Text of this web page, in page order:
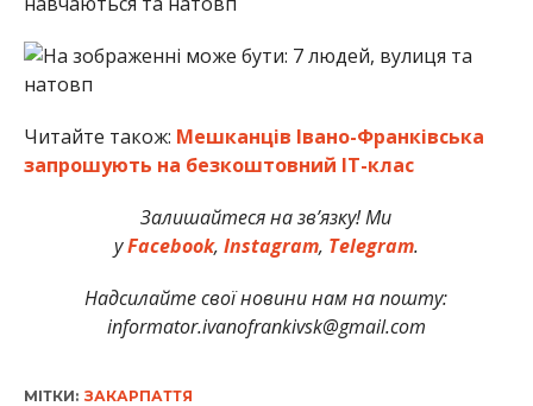
Читайте також: Мешканців Івано-Франківська
запрошують на безкоштовний ІТ-клас
Залишайтеся на зв’язку! Ми
уFacebook, Instagram, Telegram.
Надсилайте свої новини нам на пошту:
informator.ivanofrankivsk@gmail.com
МІТКИ: ЗАКАРПАТТЯ